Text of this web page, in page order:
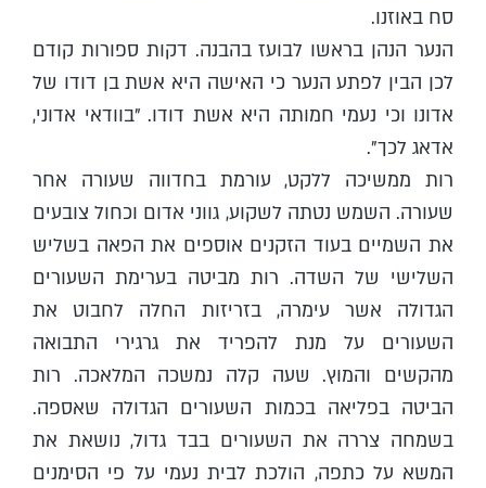
סח באוזנו.
הנער הנהן בראשו לבועז בהבנה. דקות ספורות קודם
לכן הבין לפתע הנער כי האישה היא אשת בן דודו של
אדונו וכי נעמי חמותה היא אשת דודו. "בוודאי אדוני,
אדאג לכך".
רות ממשיכה ללקט, עורמת בחדווה שעורה אחר
שעורה. השמש נטתה לשקוע, גווני אדום וכחול צובעים
את השמיים בעוד הזקנים אוספים את הפאה בשליש
השלישי של השדה. רות מביטה בערימת השעורים
הגדולה אשר עימרה, בזריזות החלה לחבוט את
השעורים על מנת להפריד את גרגירי התבואה
מהקשים והמוץ. שעה קלה נמשכה המלאכה. רות
הביטה בפליאה בכמות השעורים הגדולה שאספה.
בשמחה צררה את השעורים בבד גדול, נושאת את
המשא על כתפה, הולכת לבית נעמי על פי הסימנים